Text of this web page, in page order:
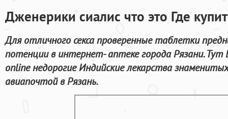
Дженерики сиалис что это Где
Для отличного секса проверенные таблетки
потенции в интернет- аптеке города Рязани.
online недорогие Индийские лекарства
авиапочтой в Рязань.